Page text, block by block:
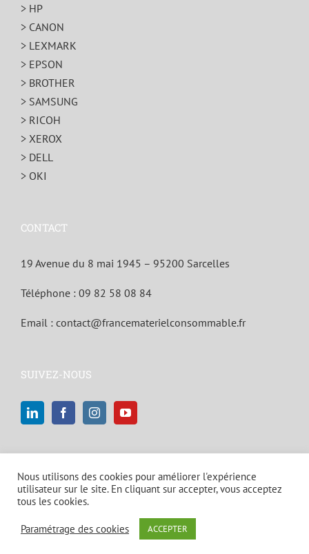
> HP
> CANON
> LEXMARK
> EPSON
> BROTHER
> SAMSUNG
> RICOH
> XEROX
> DELL
> OKI
CONTACT
19 Avenue du 8 mai 1945 – 95200 Sarcelles
Téléphone : 09 82 58 08 84
Email : contact@francematerielconsommable.fr
SUIVEZ-NOUS
© Copyright 2021 | Tous droits réservés |Mentions légales et politique
de confidentialité
Nous utilisons des cookies pour améliorer l'expérience
utilisateur sur le site. En cliquant sur accepter, vous acceptez
tous les cookies.
Paramétrage des cookies ACCEPTER